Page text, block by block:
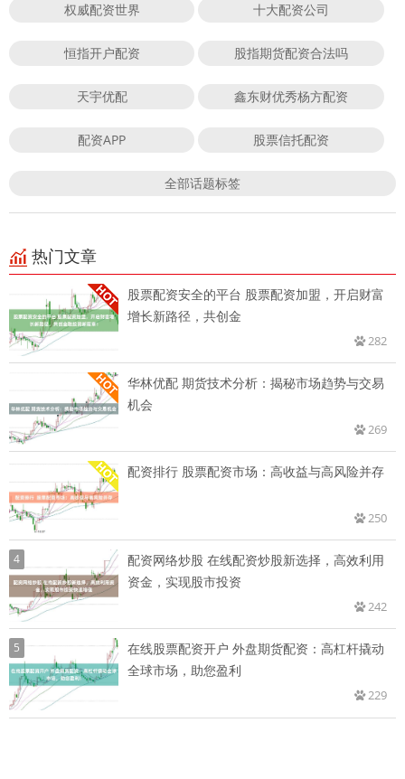
权威配资世界 十大配资公司
恒指开户配资 股指期货配资合法吗
天宇优配 鑫东财优秀杨方配资
配资APP 股票信托配资
全部话题标签
热门文章
股票配资安全的平台 股票配资加盟，开启财富
增长新路径，共创金
282
华林优配 期货技术分析：揭秘市场趋势与交易
机会
269
配资排行 股票配资市场：高收益与高风险并存
250
4
配资网络炒股 在线配资炒股新选择，高效利用
资金，实现股市投资
242
5
在线股票配资开户 外盘期货配资：高杠杆撬动
全球市场，助您盈利
229